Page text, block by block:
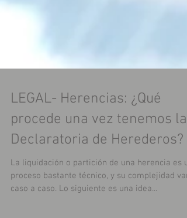
LEGAL- Herencias: ¿Qué
procede una vez tenemos la
Declaratoria de Herederos?